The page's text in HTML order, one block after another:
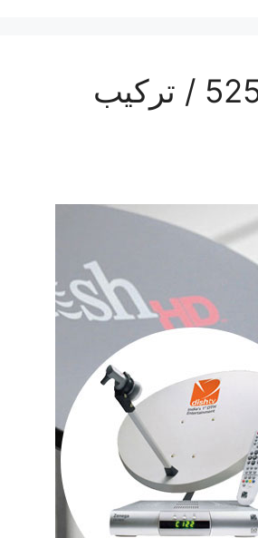
فني ستلايت هندي هدية / 52520080 / تركيب